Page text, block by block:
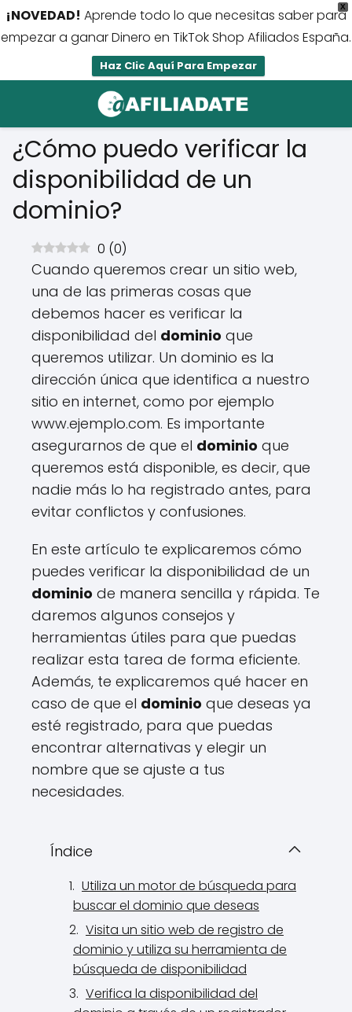
X
¡NOVEDAD! Aprende todo lo que necesitas saber para
empezar a ganar Dinero en TikTok Shop Afiliados España.
Haz Clic Aquí Para Empezar
¿Cómo puedo verificar la
disponibilidad de un
dominio?
0 (0)
Cuando queremos crear un sitio web,
una de las primeras cosas que
debemos hacer es verificar la
disponibilidad del dominio que
queremos utilizar. Un dominio es la
dirección única que identifica a nuestro
sitio en internet, como por ejemplo
www.ejemplo.com. Es importante
asegurarnos de que el dominio que
queremos está disponible, es decir, que
nadie más lo ha registrado antes, para
evitar conflictos y confusiones.
En este artículo te explicaremos cómo
puedes verificar la disponibilidad de un
dominio de manera sencilla y rápida. Te
daremos algunos consejos y
herramientas útiles para que puedas
realizar esta tarea de forma eficiente.
Además, te explicaremos qué hacer en
caso de que el dominio que deseas ya
esté registrado, para que puedas
encontrar alternativas y elegir un
nombre que se ajuste a tus
necesidades.
Índice
Utiliza un motor de búsqueda para
buscar el dominio que deseas
Visita un sitio web de registro de
dominio y utiliza su herramienta de
búsqueda de disponibilidad
Verifica la disponibilidad del